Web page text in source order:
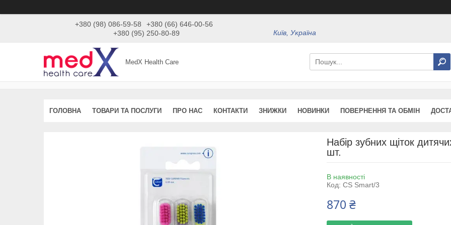
+380 (98) 086-59-58
+380 (66) 646-00-56
+380 (95) 250-80-89
Київ, Україна
MedX Health Care
ГОЛОВНА ТОВАРИ ТА ПОСЛУГИ ПРО НАС КОНТАКТИ ЗНИЖКИ НОВИНКИ ПОВЕРНЕННЯ ТА ОБМІН
Набір зубних щіток
шт.
В наявності
Код: CS Smart/3
870 ₴